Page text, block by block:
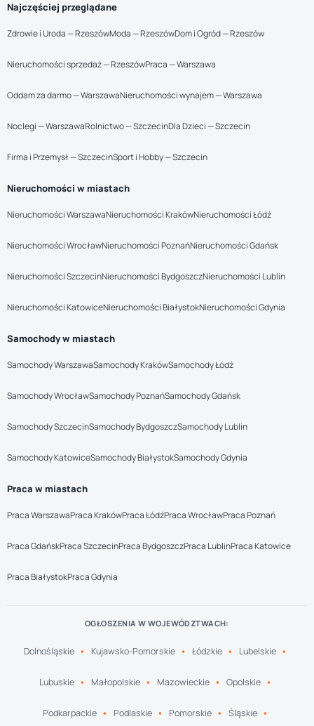
Najczęściej przeglądane
Zdrowie i Uroda — RzeszówModa — RzeszówDom i Ogród — Rzeszów
Nieruchomości sprzedaż — RzeszówPraca — Warszawa
Oddam za darmo — WarszawaNieruchomości wynajem — Warszawa
Noclegi — WarszawaRolnictwo — SzczecinDla Dzieci — Szczecin
Firma i Przemysł — SzczecinSport i Hobby — Szczecin
Nieruchomości w miastach
Nieruchomości WarszawaNieruchomości KrakówNieruchomości Łódź
Nieruchomości WrocławNieruchomości PoznańNieruchomości Gdańsk
Nieruchomości SzczecinNieruchomości BydgoszczNieruchomości Lublin
Nieruchomości KatowiceNieruchomości BiałystokNieruchomości Gdynia
Samochody w miastach
Samochody WarszawaSamochody KrakówSamochody Łódź
Samochody WrocławSamochody PoznańSamochody Gdańsk
Samochody SzczecinSamochody BydgoszczSamochody Lublin
Samochody KatowiceSamochody BiałystokSamochody Gdynia
Praca w miastach
Praca WarszawaPraca KrakówPraca ŁódźPraca WrocławPraca Poznań
Praca GdańskPraca SzczecinPraca BydgoszczPraca LublinPraca Katowice
Praca BiałystokPraca Gdynia
OGŁOSZENIA W WOJEWÓDZTWACH:
Dolnośląskie Kujawsko-Pomorskie Łódzkie Lubelskie
Lubuskie Małopolskie Mazowieckie Opolskie
Podkarpackie Podlaskie Pomorskie Śląskie